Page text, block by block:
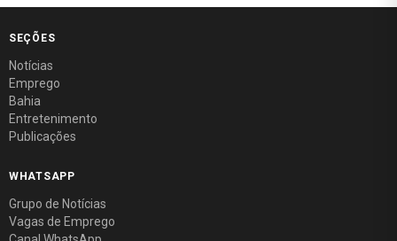
SEÇÕES
Notícias
Emprego
Bahia
Entretenimento
Publicações
WHATSAPP
Grupo de Notícias
Vagas de Emprego